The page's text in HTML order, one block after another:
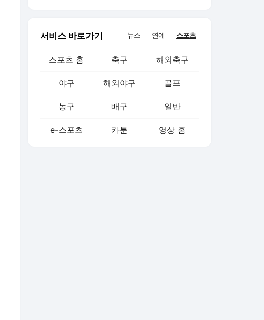
서비스 바로가기 뉴스 연예 스포츠
스포츠 홈 축구 해외축구
야구 해외야구 골프
농구 배구 일반
e-스포츠 카툰 영상 홈